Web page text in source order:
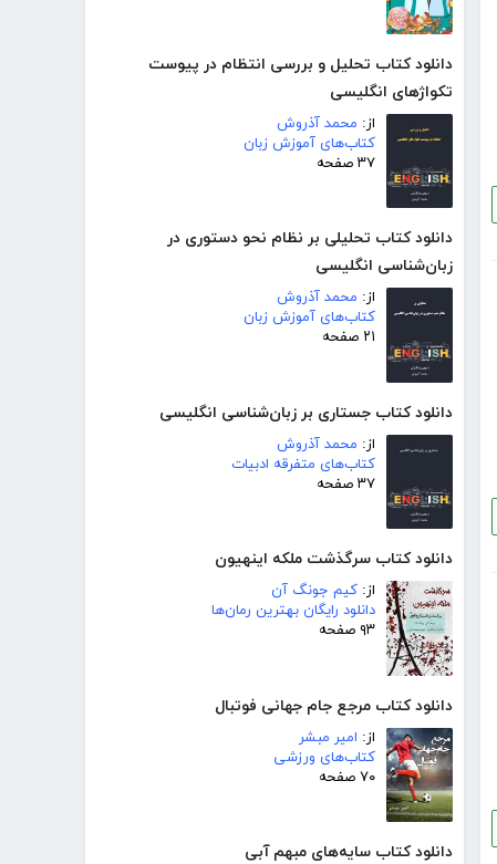
دانلود کتاب تحلیل و بررسی انتظام در پیوست
تکواژهای انگلیسی
از: محمد آذروش
کتاب‌های آموزش زبان
۳۷ صفحه
دانلود کتاب تحلیلی بر نظام نحو دستوری در
زبان‌شناسی انگلیسی
از: محمد آذروش
کتاب‌های آموزش زبان
۲۱ صفحه
دانلود کتاب جستاری بر زبان‌شناسی انگلیسی
از: محمد آذروش
کتاب‌های متفرقه ادبیات
۳۷ صفحه
دانلود کتاب سرگذشت ملکه اینهیون
از: کیم جونگ آن
دانلود رایگان بهترین رمان‌ها
۹۳ صفحه
دانلود کتاب مرجع جام جهانی فوتبال
از: امیر مبشر
کتاب‌های ورزشی
۷۰ صفحه
دانلود کتاب سایه‌های مبهم آبی